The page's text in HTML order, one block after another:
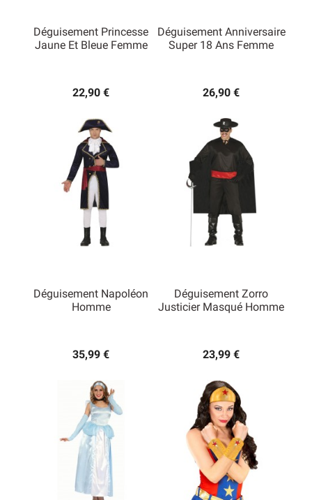
Déguisement Princesse
Jaune Et Bleue Femme
22,90 €
Déguisement Anniversaire
Super 18 Ans Femme
26,90 €
Déguisement Napoléon
Homme
35,99 €
Déguisement Zorro
Justicier Masqué Homme
23,99 €